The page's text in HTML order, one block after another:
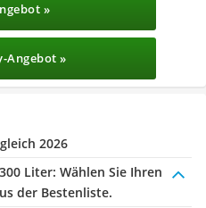
»
Angebot »
2026
Liter: Wählen Sie Ihren
der Bestenliste.